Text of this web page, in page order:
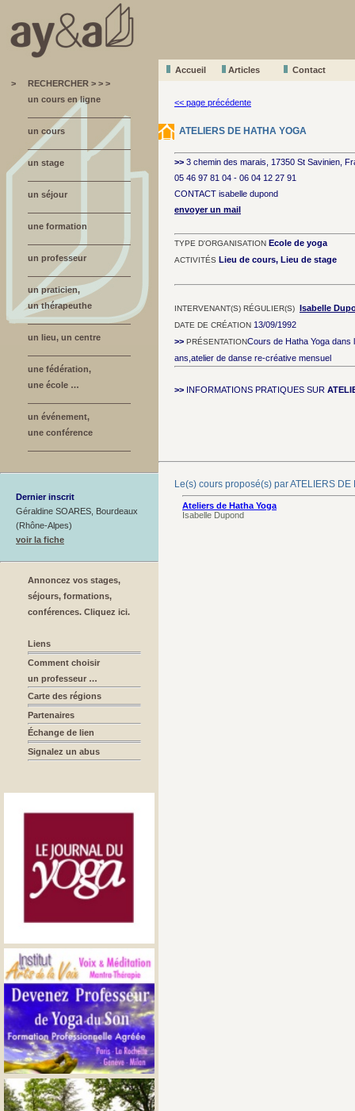
Accueil Articles
Contact
>
RECHERCHER > > >
un cours en ligne
un cours
un stage
un séjour
une formation
un professeur
un praticien,
un thérapeuthe
un lieu, un centre
une fédération,
une école …
un événement,
une conférence
Dernier inscrit
Géraldine SOARES, Bourdeaux
(Rhône-Alpes)
voir la fiche
Annoncez vos stages,
séjours, formations,
conférences. Cliquez ici.
Liens
Comment choisir
un professeur …
Carte des régions
Partenaires
Échange de lien
Signalez un abus
<< page précédente
ATELIERS DE HATHA YOGA
>> 3 chemin des marais, 17350 St Savinien,
05 46 97 81 04 - 06 04 12 27 91
CONTACT isabelle dupond
envoyer un mail
TYPE D'ORGANISATION Ecole de yoga
ACTIVITÉS Lieu de cours, Lieu de stage
INTERVENANT(S) RÉGULIER(S) Isabelle
DATE DE CRÉATION 13/09/1992
>> PRÉSENTATIONCours de Hatha Yoga dans
ans,atelier de danse re-créative mensuel
>> INFORMATIONS PRATIQUES SUR
Le(s) cours proposé(s) par ATELIERS DE
Ateliers de Hatha Yoga
Isabelle Dupond